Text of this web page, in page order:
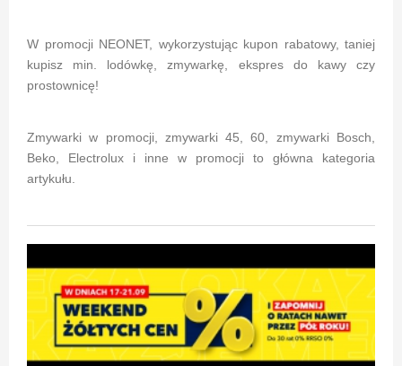
W promocji NEONET, wykorzystując kupon rabatowy, taniej
kupisz min. lodówkę, zmywarkę, ekspres do kawy czy
prostownicę!
Zmywarki w promocji, zmywarki 45, 60, zmywarki Bosch,
Beko, Electrolux i inne w promocji to główna kategoria
artykułu.